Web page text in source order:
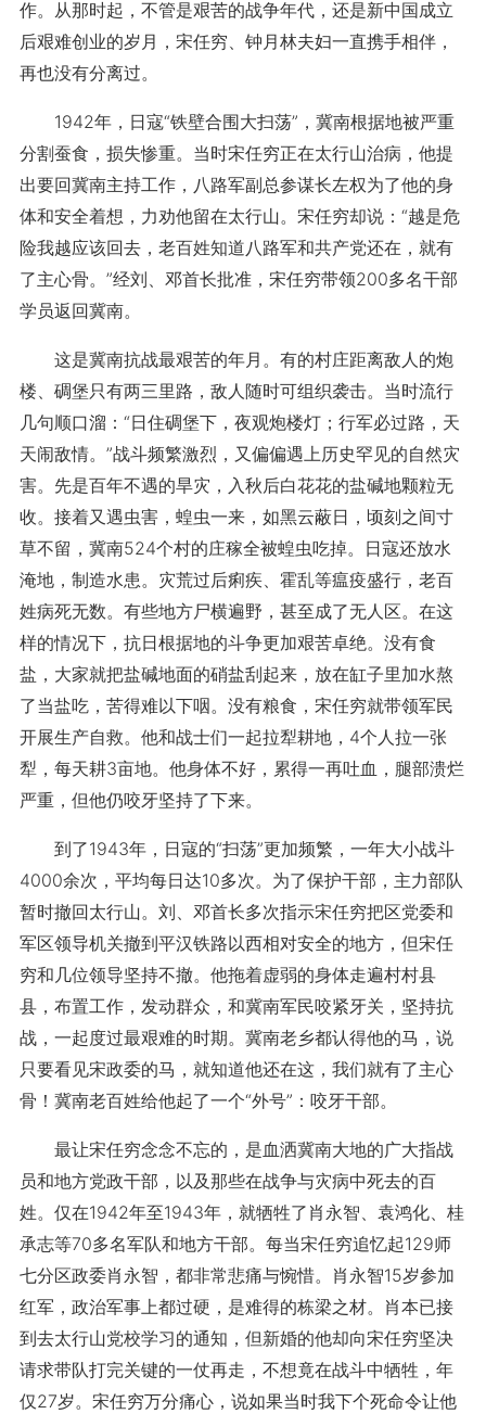
作。从那时起，不管是艰苦的战争年代，还是新中国成立
后艰难创业的岁月，宋任穷、钟月林夫妇一直携手相伴，
再也没有分离过。
1942年，日寇“铁壁合围大扫荡”，冀南根据地被严重
分割蚕食，损失惨重。当时宋任穷正在太行山治病，他提
出要回冀南主持工作，八路军副总参谋长左权为了他的身
体和安全着想，力劝他留在太行山。宋任穷却说：“越是危
险我越应该回去，老百姓知道八路军和共产党还在，就有
了主心骨。”经刘、邓首长批准，宋任穷带领200多名干部
学员返回冀南。
这是冀南抗战最艰苦的年月。有的村庄距离敌人的炮
楼、碉堡只有两三里路，敌人随时可组织袭击。当时流行
几句顺口溜：“日住碉堡下，夜观炮楼灯；行军必过路，天
天闹敌情。”战斗频繁激烈，又偏偏遇上历史罕见的自然灾
害。先是百年不遇的旱灾，入秋后白花花的盐碱地颗粒无
收。接着又遇虫害，蝗虫一来，如黑云蔽日，顷刻之间寸
草不留，冀南524个村的庄稼全被蝗虫吃掉。日寇还放水
淹地，制造水患。灾荒过后痢疾、霍乱等瘟疫盛行，老百
姓病死无数。有些地方尸横遍野，甚至成了无人区。在这
样的情况下，抗日根据地的斗争更加艰苦卓绝。没有食
盐，大家就把盐碱地面的硝盐刮起来，放在缸子里加水熬
了当盐吃，苦得难以下咽。没有粮食，宋任穷就带领军民
开展生产自救。他和战士们一起拉犁耕地，4个人拉一张
犁，每天耕3亩地。他身体不好，累得一再吐血，腿部溃烂
严重，但他仍咬牙坚持了下来。
到了1943年，日寇的“扫荡”更加频繁，一年大小战斗
4000余次，平均每日达10多次。为了保护干部，主力部队
暂时撤回太行山。刘、邓首长多次指示宋任穷把区党委和
军区领导机关撤到平汉铁路以西相对安全的地方，但宋任
穷和几位领导坚持不撤。他拖着虚弱的身体走遍村村县
县，布置工作，发动群众，和冀南军民咬紧牙关，坚持抗
战，一起度过最艰难的时期。冀南老乡都认得他的马，说
只要看见宋政委的马，就知道他还在这，我们就有了主心
骨！冀南老百姓给他起了一个“外号”：咬牙干部。
最让宋任穷念念不忘的，是血洒冀南大地的广大指战
员和地方党政干部，以及那些在战争与灾病中死去的百
姓。仅在1942年至1943年，就牺牲了肖永智、袁鸿化、桂
承志等70多名军队和地方干部。每当宋任穷追忆起129师
七分区政委肖永智，都非常悲痛与惋惜。肖永智15岁参加
红军，政治军事上都过硬，是难得的栋梁之材。肖本已接
到去太行山党校学习的通知，但新婚的他却向宋任穷坚决
请求带队打完关键的一仗再走，不想竟在战斗中牺牲，年
仅27岁。宋任穷万分痛心，说如果当时我下个死命令让他